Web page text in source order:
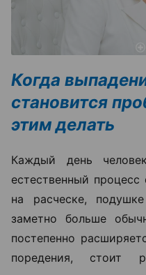
Когда
становится
этим делать
Каждый день
естественный
на расческе,
заметно больше
постепенно
поредения, стоит